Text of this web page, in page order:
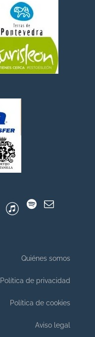
Quiénes somos
Política de privacidad
Política de cookies
Aviso legal